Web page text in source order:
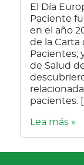
El Día
Paciente
en el año
de la Carta
Pacientes;
de Salud
pacientes.
Lea más »